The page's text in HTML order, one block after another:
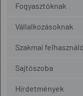
Fogyasztóknak
Vállalkozásoknak
Szakmai
Sajtószoba
Hirdetmények